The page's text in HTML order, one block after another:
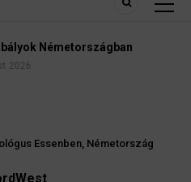
Essenben, Németország